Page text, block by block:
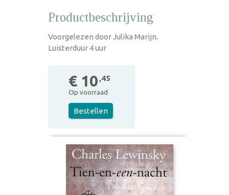
Productbeschrijving
Voorgelezen door Julika Marijn.
Luisterduur 4 uur
€ 10 ,45
Op voorraad
Bestellen